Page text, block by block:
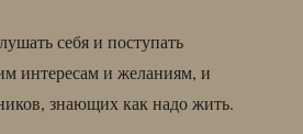
себя и поступать
интересам и желаниям, и
знающих как надо жить.